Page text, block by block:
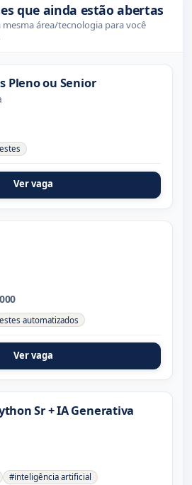
que ainda estão abertas
área/tecnologia para você
Pleno ou Senior
Ver vaga
automatizados
Ver vaga
Sr + IA Generativa
#inteligência artificial